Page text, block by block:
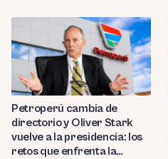
Petroperú cambia de
directorio y Oliver Stark
vuelve a la presidencia: los
retos que enfrenta la